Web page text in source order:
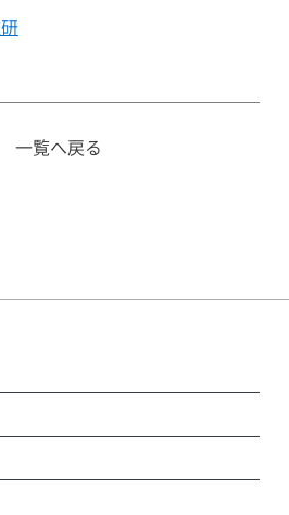
一覧へ戻る